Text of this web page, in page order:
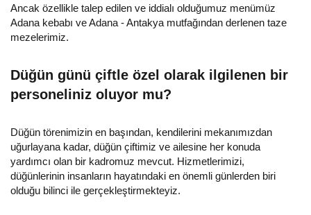
Ancak özellikle talep edilen ve iddialı olduğumuz menümüz
Adana kebabı ve Adana - Antakya mutfağından derlenen taze
mezelerimiz.
Düğün günü çiftle özel olarak ilgilenen bir
personeliniz oluyor mu?
Düğün törenimizin en başından, kendilerini mekanımızdan
uğurlayana kadar, düğün çiftimiz ve ailesine her konuda
yardımcı olan bir kadromuz mevcut. Hizmetlerimizi,
düğünlerinin insanların hayatındaki en önemli günlerden biri
olduğu bilinci ile gerçekleştirmekteyiz.